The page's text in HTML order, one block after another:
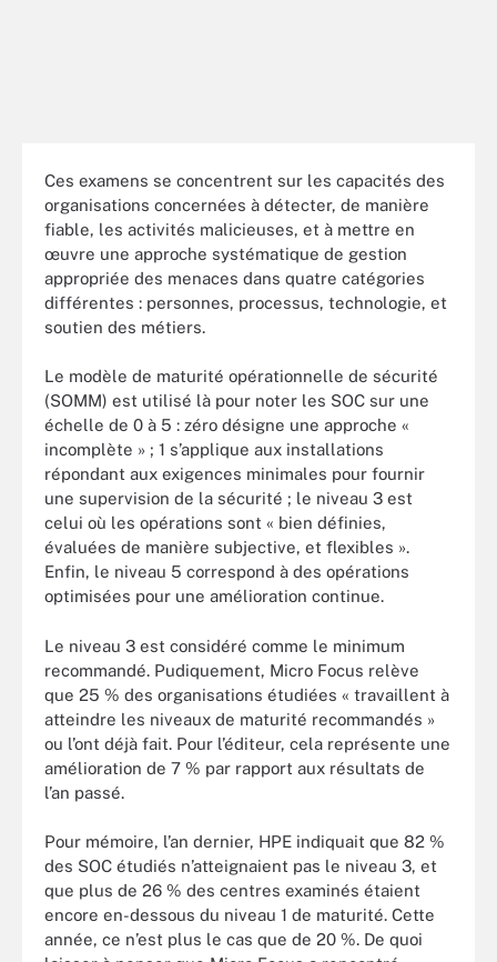
Ces examens se concentrent sur les capacités des
organisations concernées à détecter, de manière
fiable, les activités malicieuses, et à mettre en
œuvre une approche systématique de gestion
appropriée des menaces dans quatre catégories
différentes : personnes, processus, technologie, et
soutien des métiers.
Le modèle de maturité opérationnelle de sécurité
(SOMM) est utilisé là pour noter les SOC sur une
échelle de 0 à 5 : zéro désigne une approche «
incomplète » ; 1 s’applique aux installations
répondant aux exigences minimales pour fournir
une supervision de la sécurité ; le niveau 3 est
celui où les opérations sont « bien définies,
évaluées de manière subjective, et flexibles ».
Enfin, le niveau 5 correspond à des opérations
optimisées pour une amélioration continue.
Le niveau 3 est considéré comme le minimum
recommandé. Pudiquement, Micro Focus relève
que 25 % des organisations étudiées « travaillent à
atteindre les niveaux de maturité recommandés »
ou l’ont déjà fait. Pour l’éditeur, cela représente une
amélioration de 7 % par rapport aux résultats de
l’an passé.
Pour mémoire, l’an dernier, HPE indiquait que 82 %
des SOC étudiés n’atteignaient pas le niveau 3, et
que plus de 26 % des centres examinés étaient
encore en-dessous du niveau 1 de maturité. Cette
année, ce n’est plus le cas que de 20 %. De quoi